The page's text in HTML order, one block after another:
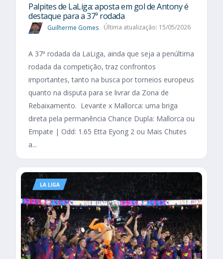
Palpites de LaLiga: aposta em gol de Antony é
destaque para a 37ª rodada
Guilherme Gomes Última atualização: 15/05/2026
A 37ª rodada da LaLiga, ainda que seja a penúltima
rodada da competição, traz confrontos
importantes, tanto na busca por torneios europeus
quanto na disputa para se livrar da Zona de
Rebaixamento. Levante x Mallorca: uma briga
direta pela permanência Chance Dupla: Mallorca ou
Empate | Odd: 1.65 Etta Eyong 2 ou Mais Chutes
a...
LA LIGA